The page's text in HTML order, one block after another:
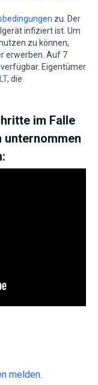
zu. Der
infiziert ist. Um
zu können,
erwerben. Auf 7
Eigentümer
, die
im Falle
unternommen
melden.